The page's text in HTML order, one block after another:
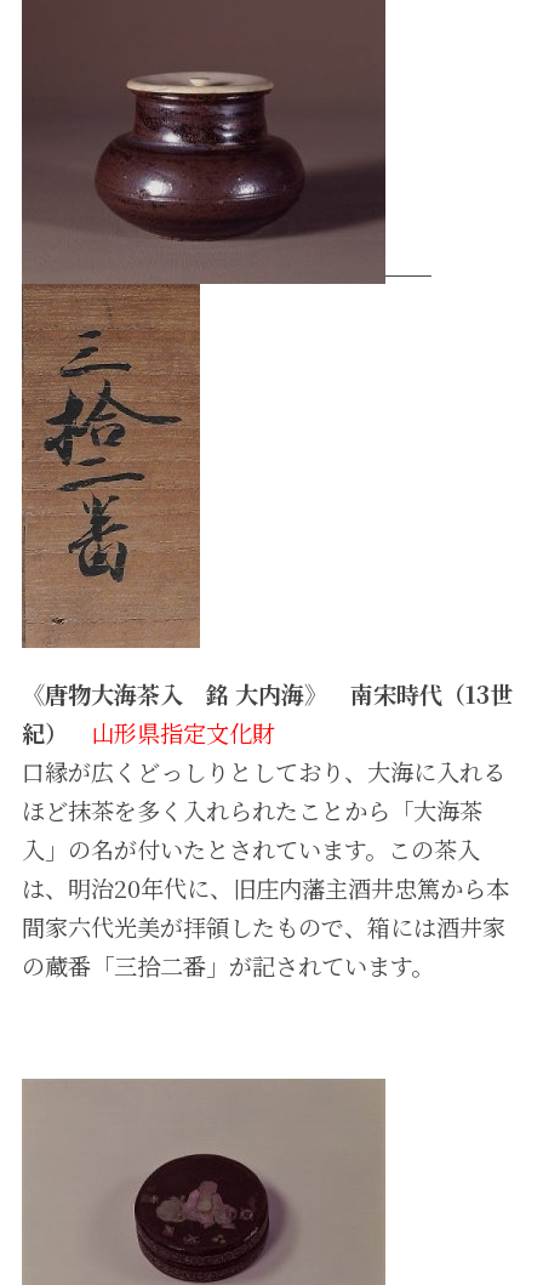
最新情報
展示スケジュール
コレクション
ご利用案内
施設のご紹介
美術館について
メンバーシップ
寄付のお願い
お問い合わせ
情報公開
《唐物大海茶入 銘 大内海》 南宋時代（13世
紀） 山形県指定文化財
口縁が広くどっしりとしており、大海に入れる
ほど抹茶を多く入れられたことから「大海茶
入」の名が付いたとされています。この茶入
は、明治20年代に、旧庄内藩主酒井忠篤から本
間家六代光美が拝領したもので、箱には酒井家
の蔵番「三拾二番」が記されています。